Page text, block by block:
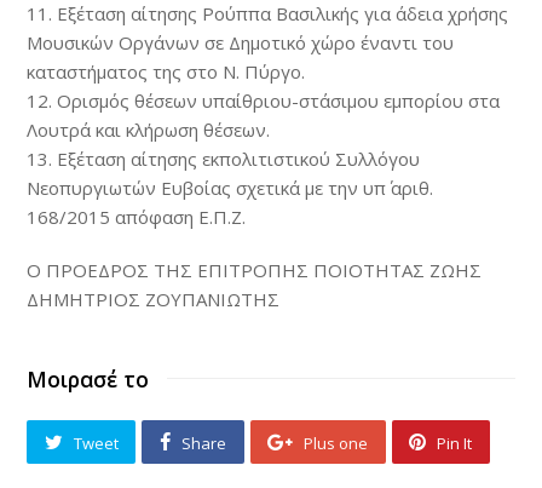
11. Εξέταση αίτησης Ρούππα Βασιλικής για άδεια χρήσης
Μουσικών Οργάνων σε Δημοτικό χώρο έναντι του
καταστήματος της στο Ν. Πύργο.
12. Ορισμός θέσεων υπαίθριου-στάσιμου εμπορίου στα
Λουτρά και κλήρωση θέσεων.
13. Εξέταση αίτησης εκπολιτιστικού Συλλόγου
Νεοπυργιωτών Ευβοίας σχετικά με την υπ΄ αριθ.
168/2015 απόφαση Ε.Π.Ζ.
Ο ΠΡΟΕΔΡΟΣ ΤΗΣ ΕΠΙΤΡΟΠΗΣ ΠΟΙΟΤΗΤΑΣ ΖΩΗΣ
ΔΗΜΗΤΡΙΟΣ ΖΟΥΠΑΝΙΩΤΗΣ
Μοιρασέ το
Tweet Share Plus one Pin It